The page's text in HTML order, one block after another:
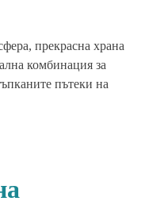
прекрасна храна
комбинация за
пътеки на